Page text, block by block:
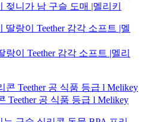
젖니가 남 구슬 도매 |멜리키
랑이 Teether 감각 소프트 |멜리
Teether 공 식품 등급 l Melikey